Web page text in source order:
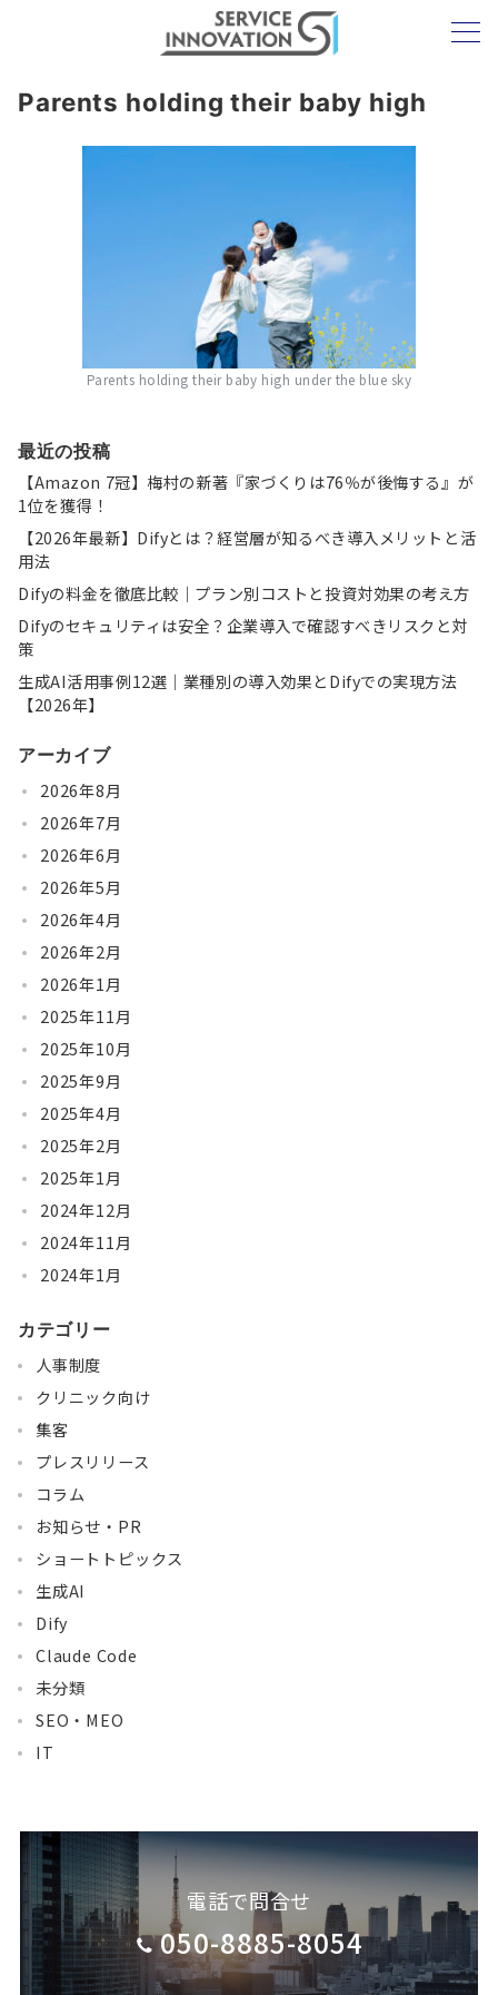
Parents holding their baby high
Parents holding their baby high under the blue sky
最近の投稿
【Amazon 7冠】梅村の新著『家づくりは76％が後悔する』が
1位を獲得！
【2026年最新】Difyとは？経営層が知るべき導入メリットと活
用法
Difyの料金を徹底比較｜プラン別コストと投資対効果の考え方
Difyのセキュリティは安全？企業導入で確認すべきリスクと対
策
生成AI活用事例12選｜業種別の導入効果とDifyでの実現方法
【2026年】
アーカイブ
2026年8月
2026年7月
2026年6月
2026年5月
2026年4月
2026年2月
2026年1月
2025年11月
2025年10月
2025年9月
2025年4月
2025年2月
2025年1月
2024年12月
2024年11月
2024年1月
カテゴリー
人事制度
クリニック向け
集客
プレスリリース
コラム
お知らせ・PR
ショートトピックス
生成AI
Dify
Claude Code
未分類
SEO・MEO
IT
電話で問合せ
050-8885-8054